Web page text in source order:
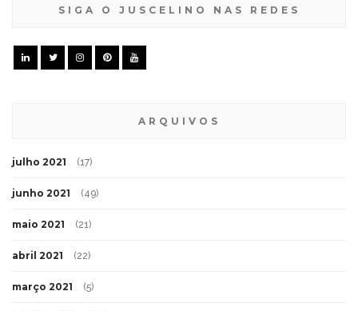
SIGA O JUSCELINO NAS REDES
ARQUIVOS
julho 2021 (17)
junho 2021 (49)
maio 2021 (21)
abril 2021 (22)
março 2021 (5)